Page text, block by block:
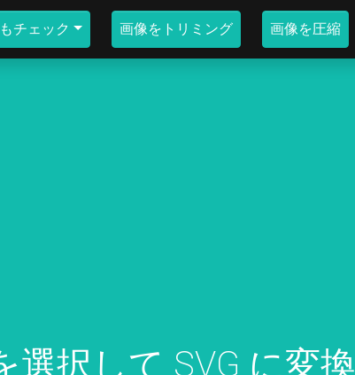
チェック 画像をトリミング 画像を圧縮
選択して SVG に変換